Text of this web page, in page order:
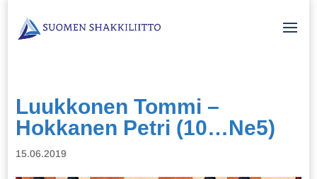
Luukkonen Tommi –
Hokkanen Petri (10…Ne5)
15.06.2019